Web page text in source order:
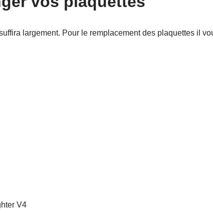
largement. Pour le remplacement des plaquettes il
V4